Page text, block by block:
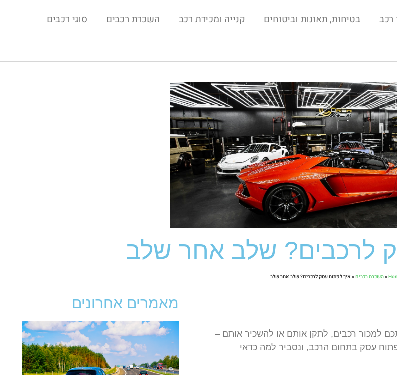
רכב בטיחות, תאונות וביטוחים קנייה ומכירת רכב השכרת רכבים
סוגי רכבים
לרכבים? שלב אחר שלב
»השכרת רכבים» איך לפתוח עסק לרכבים? שלב אחר שלב
למכור רכבים, לתקן אותם או להשכיר אותם –
עסק בתחום הרכב, ונסביר למה כדאי
מאמרים אחרונים